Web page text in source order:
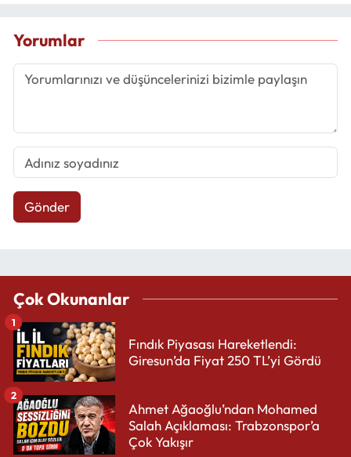
Yorumlar
Gönder
Çok Okunanlar
Fındık Piyasası Hareketlendi:
Giresun’da Fiyat 250 TL’yi Gördü
1
Ahmet Ağaoğlu’ndan Mohamed
Salah Açıklaması: Trabzonspor’a
Çok Yakışır
2